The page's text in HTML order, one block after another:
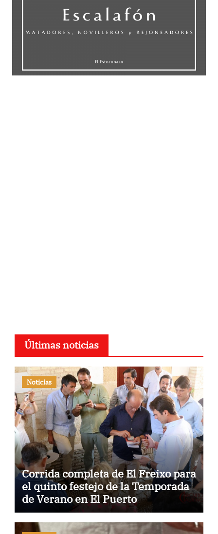
Últimas noticias
Noticias
Corrida completa de El Freixo para
el quinto festejo de la Temporada
de Verano en El Puerto